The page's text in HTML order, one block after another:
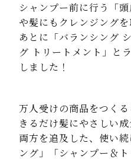
シャンプー前に行う「
や髪にもクレンジング
あとに「バランシング
グ トリートメント」と
しました！
万人受けの商品をつく
きるだけ髪にやさしい
両方を追及した、使い
ング」「シャンプー＆